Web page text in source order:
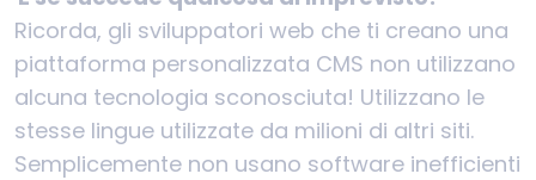
Ricorda, gli sviluppatori web che ti creano una
piattaforma personalizzata CMS non utilizzano
alcuna tecnologia sconosciuta! Utilizzano le
stesse lingue utilizzate da milioni di altri siti.
Semplicemente non usano software inefficienti